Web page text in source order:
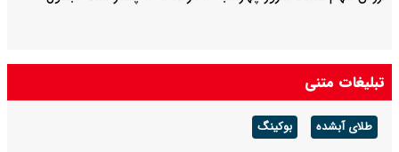
تبلیغات متنی
طلای آبشده بوکینگ